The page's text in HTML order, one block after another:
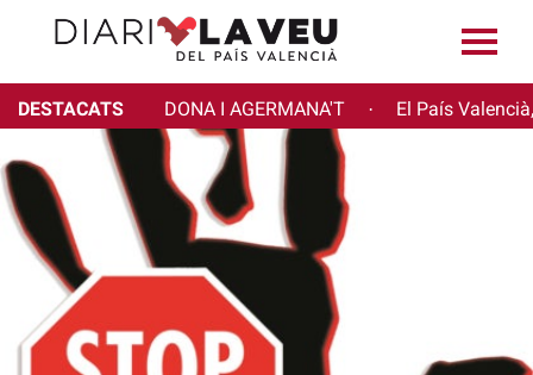
DESTACATS DONA I AGERMANA'T · El País